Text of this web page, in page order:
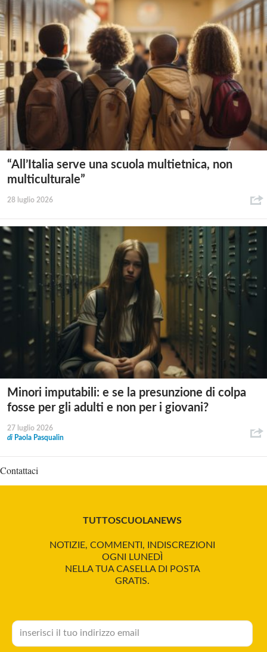
“All’Italia serve una scuola multietnica, non
multiculturale”
28 luglio 2026
Minori imputabili: e se la presunzione di colpa
fosse per gli adulti e non per i giovani?
27 luglio 2026
di Paola Pasqualin
Contattaci
TUTTOSCUOLANEWS
NOTIZIE, COMMENTI, INDISCREZIONI
OGNI LUNEDÌ
NELLA TUA CASELLA DI POSTA
GRATIS.